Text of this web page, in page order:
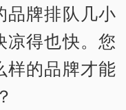
品牌排队几小
凉得也快。您
样的品牌才能